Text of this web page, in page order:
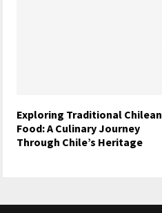
Exploring Traditional Chilean
Food: A Culinary Journey
Through Chile’s Heritage